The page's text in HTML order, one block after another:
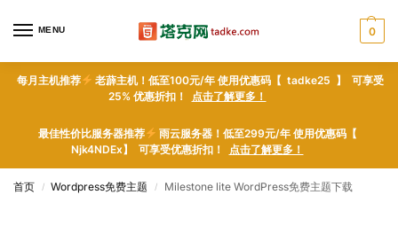
MENU 0
每月主机推荐
老薜主机！低至100元/年 使用优惠码【 tadke25 】 可享受
25% 优惠折扣！ 点击了解更多！
最佳性价比服务器推荐
雨云服务器！低至299元/年 使用优惠码【
Njk4NDEx】 可享受优惠折扣！ 点击了解更多！
首页 / Wordpress免费主题 / Milestone lite WordPress免费主题下载